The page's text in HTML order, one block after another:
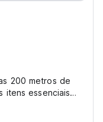
200 metros de
itens essenciais
Para passar o
um passeio